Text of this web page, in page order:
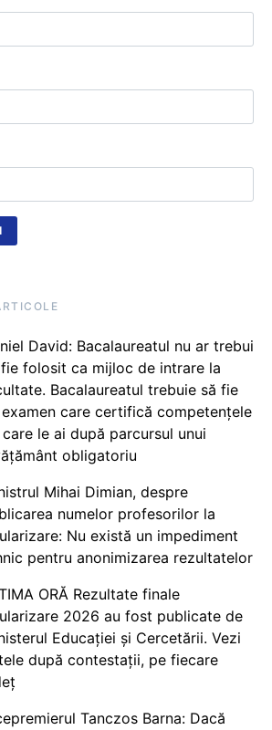
David: Bacalaureatul nu ar trebui
folosit ca mijloc de intrare la
Bacalaureatul trebuie să fie
examen care certifică competențele
le ai după parcursul unui
obligatoriu
Mihai Dimian, despre
numelor profesorilor la
Nu există un impediment
pentru anonimizarea rezultatelor
ORĂ Rezultate finale
2026 au fost publicate de
Educației și Cercetării. Vezi
după contestații, pe fiecare
Tanczos Barna: Dacă